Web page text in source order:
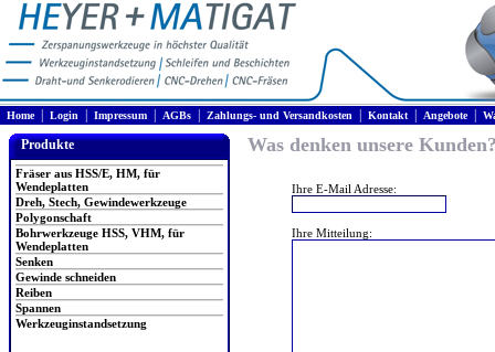
Home| Login Impressum AGBs Zahlungs- und Versandkosten Kontakt| Angebote|
Produkte
Fräser aus HSS/E, HM, für
Wendeplatten
Dreh, Stech, Gewindewerkzeuge
Polygonschaft
Bohrwerkzeuge HSS, VHM, für
Wendeplatten
Senken
Gewinde schneiden
Reiben
Spannen
Werkzeuginstandsetzung
Was denken unsere
Ihre E-Mail Adresse:
Ihre Mitteilung: